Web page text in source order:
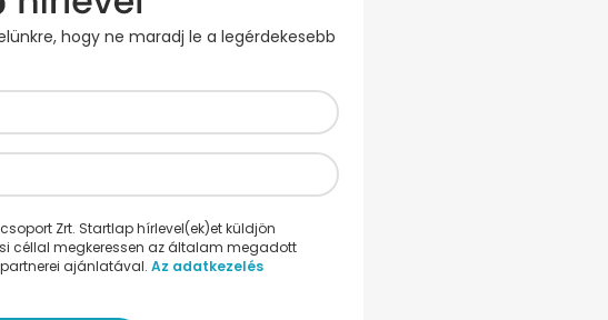
hogy ne maradj le a legérdekesebb
Zrt. Startlap hírlevel(ek)et küldjön
céllal megkeressen az általam megadott
ajánlatával. Az adatkezelés